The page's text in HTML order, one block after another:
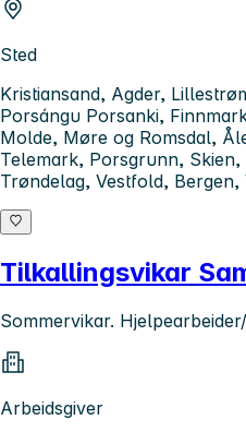
Sted
Kristiansand, Agder,
Porsángu Porsanki,
Molde, Møre og Romsdal,
Telemark, Porsgrunn,
Trøndelag, Vestfold, Bergen,
Tilkallingsvikar
Sommervikar.
Arbeidsgiver